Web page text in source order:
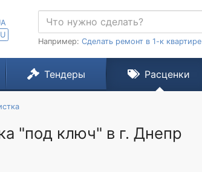
Например: Сделать ремонт в 1-к квартире
Тендеры Расценки
"под ключ" в г. Днепр